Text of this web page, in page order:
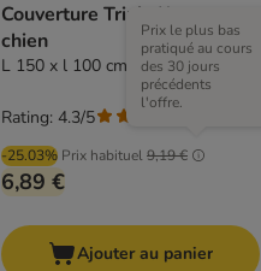
Couverture Trixie Kenny pour
chien
L 150 x l 100 cm, gris
-25.03% Prix habituel9,19 €
Prix le plus bas
pratiqué au cours
des 30 jours
précédents
l'offre.
6,89 €
Rating: 4.3/5
Ajouter au panier